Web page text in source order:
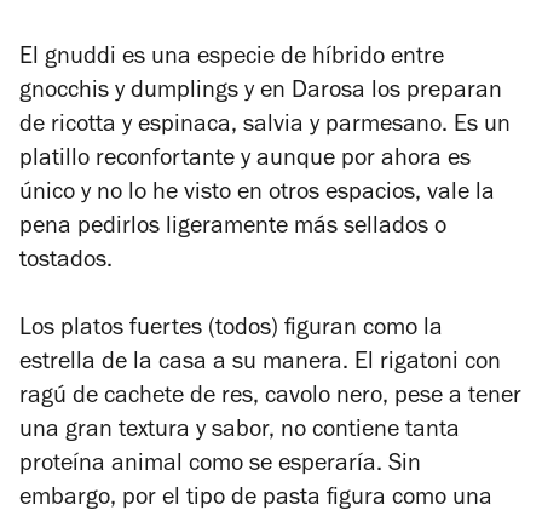
El gnuddi es una especie de híbrido entre
gnocchis y dumplings y en Darosa los preparan
de ricotta y espinaca, salvia y parmesano. Es un
platillo reconfortante y aunque por ahora es
único y no lo he visto en otros espacios, vale la
pena pedirlos ligeramente más sellados o
tostados.
Los platos fuertes (todos) figuran como la
estrella de la casa a su manera. El rigatoni con
ragú de cachete de res, cavolo nero, pese a tener
una gran textura y sabor, no contiene tanta
proteína animal como se esperaría. Sin
embargo, por el tipo de pasta figura como una